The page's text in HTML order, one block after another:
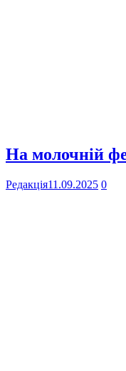
На молочній
Редакція11.09.2025 0